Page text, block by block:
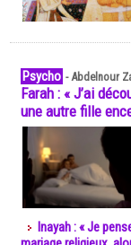
Psycho -Abdelnour
Farah : « J’ai
une autre fille
Inayah : « Je